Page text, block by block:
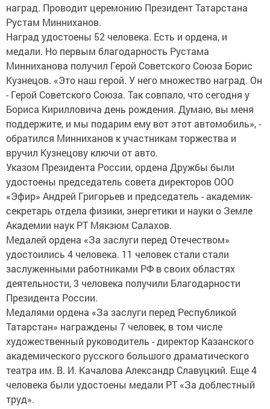
наград. Проводит церемонию Президент Татарстана
Рустам Минниханов.
Наград удостоены 52 человека. Есть и ордена, и
медали. Но первым благодарность Рустама
Минниханова получил Герой Советского Союза Борис
Кузнецов. «Это наш герой. У него множество наград. Он
- Герой Советского Союза. Так совпало, что сегодня у
Бориса Кирилловича день рождения. Думаю, вы меня
поддержите, и мы подарим ему вот этот автомобиль», -
обратился Минниханов к участникам торжества и
вручил Кузнецову ключи от авто.
Указом Президента России, ордена Дружбы были
удостоены председатель совета директоров ООО
«Эфир» Андрей Григорьев и председатель - академик-
секретарь отдела физики, энергетики и науки о Земле
Академии наук РТ Мякзюм Салахов.
Медалей ордена «За заслуги перед Отечеством»
удостоились 4 человека. 11 человек стали стали
заслуженными работниками РФ в своих областях
деятельности, 3 человека получили Благодарности
Президента России.
Медалями ордена «За заслуги перед Республикой
Татарстан» награждены 7 человек, в том числе
художественный руководитель - директор Казанского
академического русского большого драматического
театра им. В. И. Качалова Александр Славуцкий. Еще 4
человека были удостоены медали РТ «За доблестный
труд».